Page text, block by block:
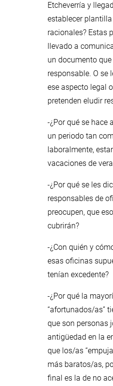
Etcheverría y
establecer
racionales? Estas
llevado a
un documento
responsable. O se
ese aspecto legal
pretenden eludir
-¿Por qué se hace
un periodo tan
laboralmente,
vacaciones de
-¿Por qué se les
responsables de
preocupen, que
cubrirán?
-¿Con quién y
esas oficinas
tenían excedente?
-¿Por qué la
“afortunados/as”
que son personas
antigüedad en la
que los/as
más baratos/as,
final es la de no